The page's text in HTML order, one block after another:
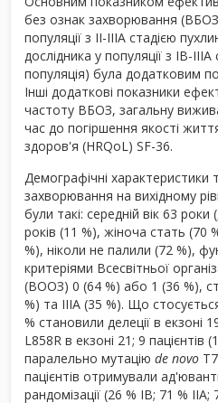
без ознак захворювання
популяції з II-IIIA стадією
дослідника у популяції з IB-
популяція) була додатковим
Інші додаткові показники
частоту ВБОЗ, загальну
час до погіршення якості
здоров'я (HRQoL) SF-36.
Демографічні характеристики
захворювання на вихідному
були такі: середній вік 63
років (11 %), жіноча стать (70
%), ніколи не палили (72 %),
критеріями Всесвітньої
(ВООЗ) 0 (64 %) або 1 (36 %),
%) та IIIA (35 %). Що
% становили делеції в екзоні
L858R в екзоні 21; 9 пацієнтів
паралельно мутацію de novo
пацієнтів отримували
рандомізації (26 % IB; 71 %